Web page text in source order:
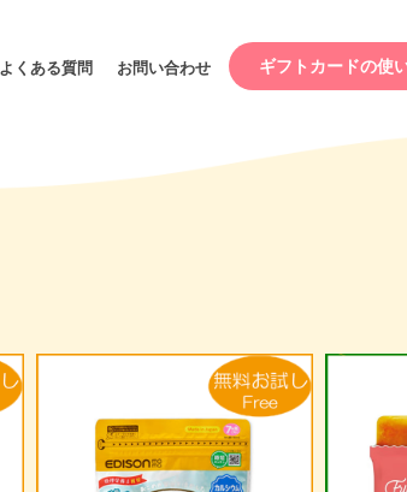
よくある質問 お問い合わせ ギフトカードの使